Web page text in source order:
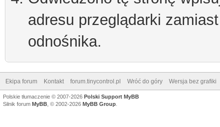
adresu przeglądarki
odnośnika.
Ekipa forum Kontakt forum.tinycontrol.pl Wróć do góry Wersja bez grafiki
Polskie tłumaczenie © 2007-2026 Polski Support MyBB
Silnik forum MyBB , © 2002-2026 MyBB Group